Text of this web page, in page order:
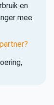
en
mee